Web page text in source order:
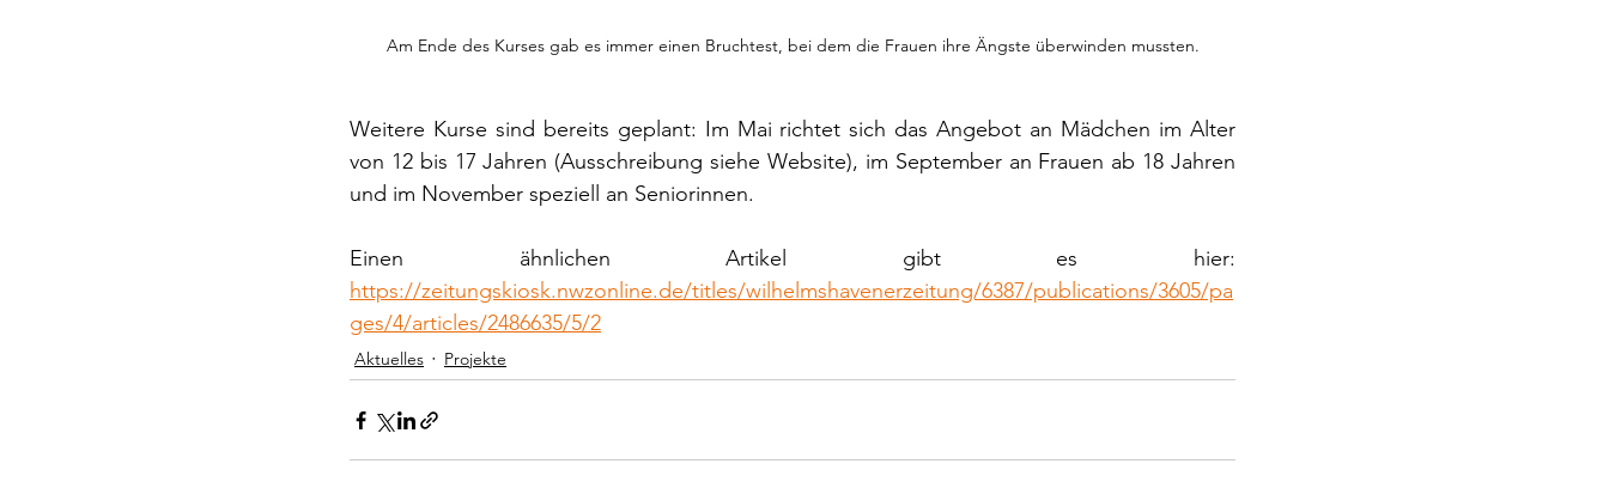
Am Ende des Kurses gab es immer einen Bruchtest, bei dem die Frauen ihre Ängste überwinden mussten.
Weitere Kurse sind bereits geplant: Im Mai richtet sich das Angebot an Mädchen im Alter
von 12 bis 17 Jahren (Ausschreibung siehe Website), im September an Frauen ab 18 Jahren
und im November speziell an Seniorinnen.
https://zeitungskiosk.nwzonline.de/titles/wilhelmshavenerzeitung/6387/publications/3605/pa
ges/4/articles/2486635/5/2
Aktuelles Projekte